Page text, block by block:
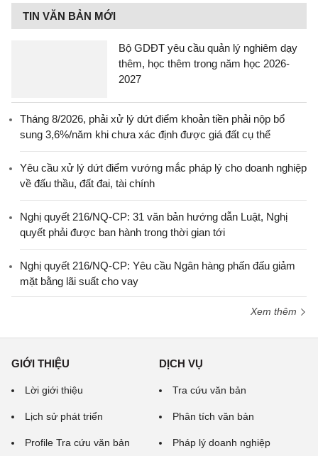
TIN VĂN BẢN MỚI
Bộ GDĐT yêu cầu quản lý nghiêm dạy
thêm, học thêm trong năm học 2026-
2027
Tháng 8/2026, phải xử lý dứt điểm khoản tiền phải nộp bổ
sung 3,6%/năm khi chưa xác định được giá đất cụ thể
Yêu cầu xử lý dứt điểm vướng mắc pháp lý cho doanh nghiệp
về đấu thầu, đất đai, tài chính
Nghị quyết 216/NQ-CP: 31 văn bản hướng dẫn Luật, Nghị
quyết phải được ban hành trong thời gian tới
Nghị quyết 216/NQ-CP: Yêu cầu Ngân hàng phấn đấu giảm
mặt bằng lãi suất cho vay
Xem thêm
GIỚI THIỆU
Lời giới thiệu
Lịch sử phát triển
Profile Tra cứu văn bản
DỊCH VỤ
Tra cứu văn bản
Phân tích văn bản
Pháp lý doanh nghiệp